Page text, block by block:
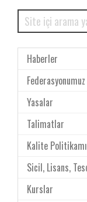
Haberler
Federasyonumuz
Yasalar
Talimatlar
Kalite
Sicil, Lisans,
Kurslar